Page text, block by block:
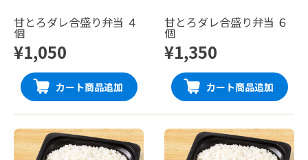
甘とろダレ合盛り弁当 ４
個
¥1,050
カート商品追加
甘とろダレ合盛り弁当 ６
個
¥1,350
カート商品追加